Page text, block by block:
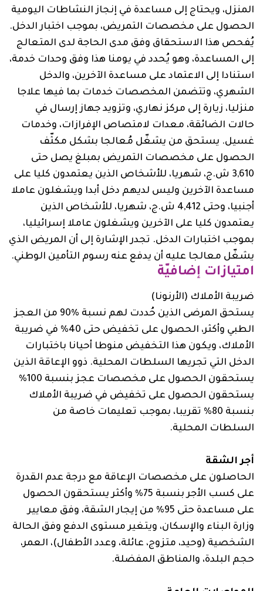
المنزل، ويحتاج إلى مساعدة في إنجاز النشاطات اليومية
الحصول على مخصصات التمريض، بموجب اختبار الدخل.
يُفحص هذا الاستحقاق وفق مدى الحاجة لدى المتعالج
إلى المساعدة، وهو يُحدد في يومنا هذا وفق وحدات خدمة،
استنادا إلى الاعتماد على مساعدة الآخرين، والدخل
الشهري، وتتضمن المخصصات خدمات بما فيها علاجا
منزليا، زيارة إلى مركز نهاري، وتزويد جهاز إرسال في
حالات الضائقة، معدات لامتصاص الإفرازات، وخدمات
غسيل. يستحق من يشغّل مُعالجا بشكل مكثّف
الحصول على مخصصات التمريض بمبلغ يصل حتى
‏3,610 ش.ج، شهريا، للأشخاص الذين يعتمدون كليا على
مساعدة الآخرين وليس لديهم دخل أبدا ويشغلون عاملا
أجنبيا، وحتى 4,412 ش.ج، شهريا، للأشخاص الذين
يعتمدون كليا على الآخرين ويشغلون عاملا إسرائيليا،
بموجب اختبارات الدخل. تجدر الإشارة إلى أن المريض الذي
يشغّل معالجا عليه أن يدفع عنه رسوم التأمين الوطني.
امتيازات إضافيّة
ضريبة الأملاك (الأرنونا)
يستحق المرضى الذين حُددت لهم نسبة %90 من العجز
الطبي وأكثر، الحصول على تخفيض حتى 40%‏ في ضريبة
الأملاك، ويكون هذا التخفيض منوطا أحيانا باختبارات
الدخل التي تجريها السلطات المحلية. ذوو الإعاقة الذين
يستحقون الحصول على مخصصات عجز بنسبة 100%
يستحقون الحصول على تخفيض في ضريبة الأملاك
بنسبة 80% تقريبا، بموجب تعليمات خاصة من
السلطات المحلية.
أجر الشقة
الحاصلون على مخصصات الإعاقة مع درجة عدم القدرة
على كسب الأجر بنسبة 75% وأكثر يستحقون الحصول
على مساعدة حتى 95% من إيجار الشقة، وفق معايير
وزارة البناء والإسكان، ويتغير مستوى الدفع وفق الحالة
الشخصية (وحيد، متزوج، عائلة، وعدد الأطفال)، العمر،
حجم البلدة، والمناطق المفضلة.